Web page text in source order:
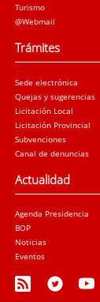
Turismo
@Webmail
Trámites
Sede electrónica
Quejas y sugerencias
Licitación Local
Licitación Provincial
Subvenciones
Canal de denuncias
Actualidad
Agenda Presidencia
BOP
Noticias
Eventos